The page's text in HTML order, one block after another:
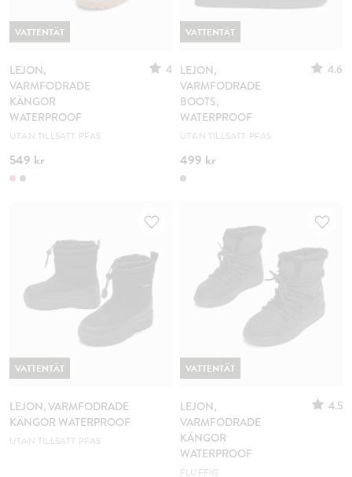
LEJON,
VARMFODRADE
KÄNGOR
WATERPROOF
4
UTAN TILLSATT PFAS
549 kr
VATTENTÄT
LEJON,
VARMFODRADE
BOOTS,
WATERPROOF
4.6
UTAN TILLSATT PFAS
499 kr
VATTENTÄT
LEJON, VARMFODRADE
KÄNGOR WATERPROOF
UTAN TILLSATT PFAS
VATTENTÄT
LEJON,
VARMFODRADE
KÄNGOR
WATERPROOF
4.5
FLUFFIG
VATTENTÄT